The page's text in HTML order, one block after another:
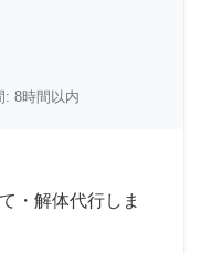
: 8時間以内
・解体代行しま